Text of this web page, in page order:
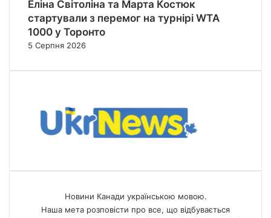
Еліна Світоліна та Марта Костюк
стартували з перемог на турнірі WTA
1000 у Торонто
5 Серпня 2026
Новини Канади українською мовою.
Наша мета розповісти про все, що відбувається